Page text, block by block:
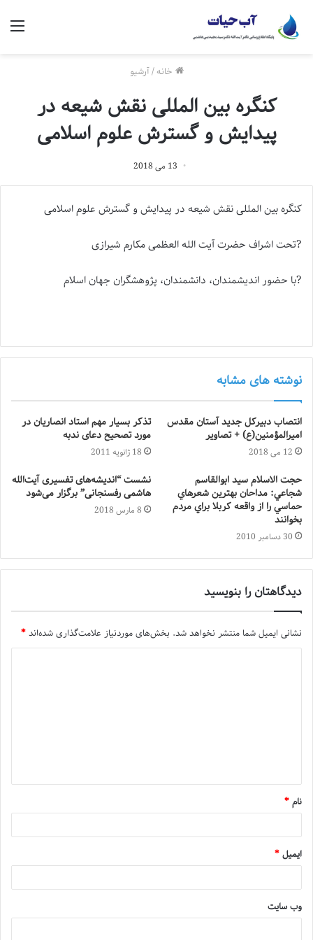
خانه/آرشیو
کنگره بین المللی نقش شیعه در
پیدایش و گسترش علوم اسلامی
13 می 2018
کنگره بین المللی نقش شیعه در پیدایش و گسترش علوم اسلامی
?تحت اشراف حضرت آیت الله العظمی مکارم شیرازی
?با حضور اندیشمندان، دانشمندان، پژوهشگران جهان اسلام
نوشته های مشابه
انتصاب دبیرکل جدید آستان مقدس
امیرالمؤمنین(ع) + تصاویر
12 می 2018
تذکر بسیار مهم استاد انصاریان در
مورد تصحیح دعای ندبه
18 ژانویه 2011
حجت الاسلام سيد ابوالقاسم
شجاعي: مداحان بهترين شعرهاي
حماسي را از واقعه كربلا براي مردم
بخوانند
30 دسامبر 2010
نشست “اندیشه‌های تفسیری آیت‌الله
هاشمی رفسنجانی” برگزار می‌شود
8 مارس 2018
دیدگاهتان را بنویسید
نشانی ایمیل شما منتشر نخواهد شد. بخش‌های موردنیاز علامت‌گذاری شده‌اند*
نام*
ایمیل*
وب‌ سایت